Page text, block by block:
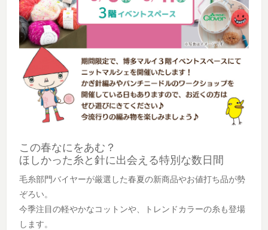
この春なにをあむ？
ほしかった糸と針に出会える特別な数日間
毛糸部門バイヤーが厳選した春夏の新商品やお値打ち品が勢
ぞろい。
今季注目の軽やかなコットンや、トレンドカラーの糸も登場
します。